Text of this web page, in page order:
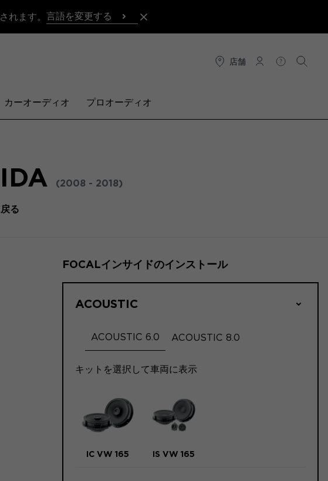
れます。 言語を変更する
店舗
接続 ヘルプ検索
カーオーディオ プロオーディオ
(2008 - 2018)
る
FOCALインサイドのインストール
ACOUSTIC
ACOUSTIC 6.0 ACOUSTIC 8.0
キットを選択して車両に表示
IC VW 165 IS VW 165